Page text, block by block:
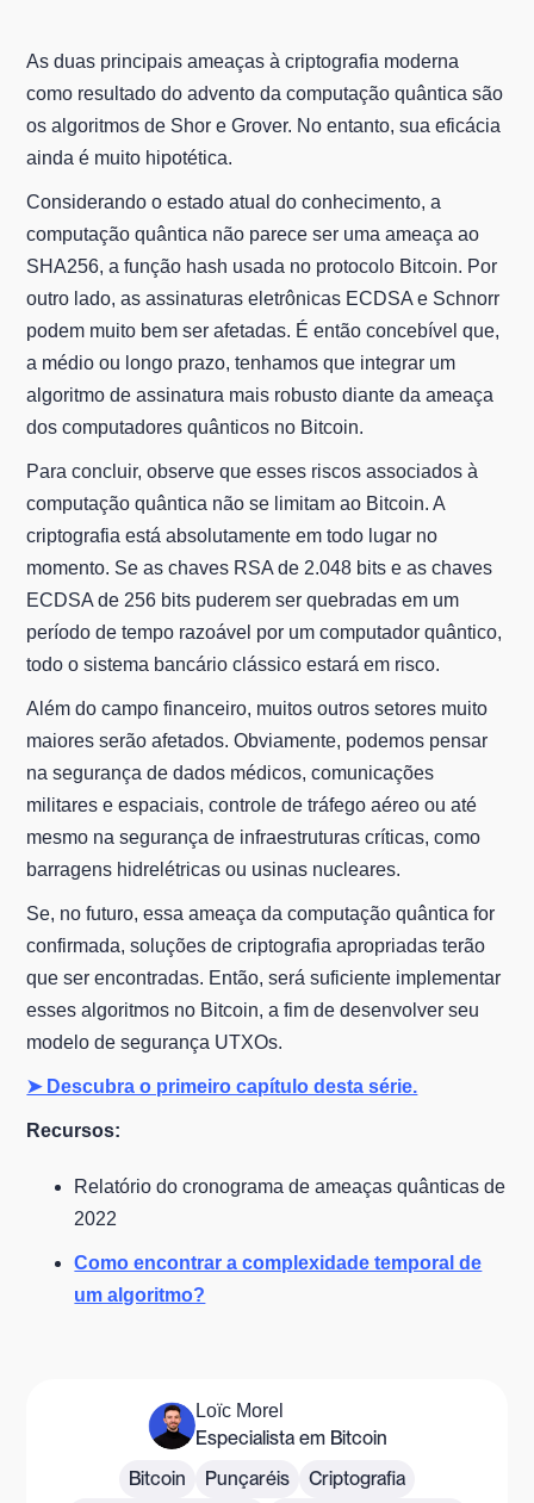
As duas principais ameaças à criptografia moderna
como resultado do advento da computação quântica são
os algoritmos de Shor e Grover. No entanto, sua eficácia
ainda é muito hipotética.
Considerando o estado atual do conhecimento, a
computação quântica não parece ser uma ameaça ao
SHA256, a função hash usada no protocolo Bitcoin. Por
outro lado, as assinaturas eletrônicas ECDSA e Schnorr
podem muito bem ser afetadas. É então concebível que,
a médio ou longo prazo, tenhamos que integrar um
algoritmo de assinatura mais robusto diante da ameaça
dos computadores quânticos no Bitcoin.
Para concluir, observe que esses riscos associados à
computação quântica não se limitam ao Bitcoin. A
criptografia está absolutamente em todo lugar no
momento. Se as chaves RSA de 2.048 bits e as chaves
ECDSA de 256 bits puderem ser quebradas em um
período de tempo razoável por um computador quântico,
todo o sistema bancário clássico estará em risco.
Além do campo financeiro, muitos outros setores muito
maiores serão afetados. Obviamente, podemos pensar
na segurança de dados médicos, comunicações
militares e espaciais, controle de tráfego aéreo ou até
mesmo na segurança de infraestruturas críticas, como
barragens hidrelétricas ou usinas nucleares.
Se, no futuro, essa ameaça da computação quântica for
confirmada, soluções de criptografia apropriadas terão
que ser encontradas. Então, será suficiente implementar
esses algoritmos no Bitcoin, a fim de desenvolver seu
modelo de segurança UTXOs.
➤ Descubra o primeiro capítulo desta série.
Recursos:
Relatório do cronograma de ameaças quânticas de
2022
Como encontrar a complexidade temporal de
um algoritmo?
Loïc Morel
Especialista em Bitcoin
Bitcoin
Punçaréis
Criptografia